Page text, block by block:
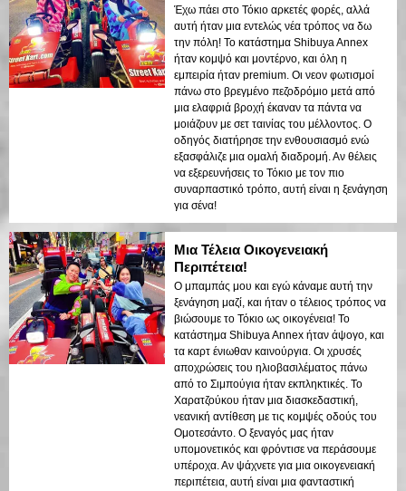
Έχω πάει στο Τόκιο αρκετές φορές, αλλά
αυτή ήταν μια εντελώς νέα τρόπος να δω
την πόλη! Το κατάστημα Shibuya Annex
ήταν κομψό και μοντέρνο, και όλη η
εμπειρία ήταν premium. Οι νεον φωτισμοί
πάνω στο βρεγμένο πεζοδρόμιο μετά από
μια ελαφριά βροχή έκαναν τα πάντα να
μοιάζουν με σετ ταινίας του μέλλοντος. Ο
οδηγός διατήρησε την ενθουσιασμό ενώ
εξασφάλιζε μια ομαλή διαδρομή. Αν θέλεις
να εξερευνήσεις το Τόκιο με τον πιο
συναρπαστικό τρόπο, αυτή είναι η ξενάγηση
για σένα!
Μια Τέλεια Οικογενειακή
Περιπέτεια!
Ο μπαμπάς μου και εγώ κάναμε αυτή την
ξενάγηση μαζί, και ήταν ο τέλειος τρόπος να
βιώσουμε το Τόκιο ως οικογένεια! Το
κατάστημα Shibuya Annex ήταν άψογο, και
τα καρτ ένιωθαν καινούργια. Οι χρυσές
αποχρώσεις του ηλιοβασιλέματος πάνω
από το Σιμπούγια ήταν εκπληκτικές. Το
Χαρατζούκου ήταν μια διασκεδαστική,
νεανική αντίθεση με τις κομψές οδούς του
Ομοτεσάντο. Ο ξεναγός μας ήταν
υπομονετικός και φρόντισε να περάσουμε
υπέροχα. Αν ψάχνετε για μια οικογενειακή
περιπέτεια, αυτή είναι μια φανταστική